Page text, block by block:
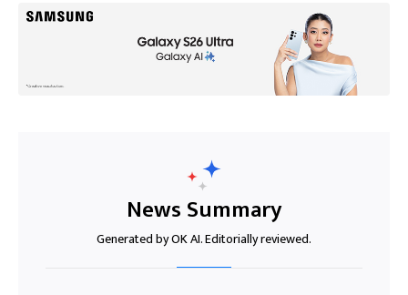
News Summary
Generated by OK AI. Editorially reviewed.